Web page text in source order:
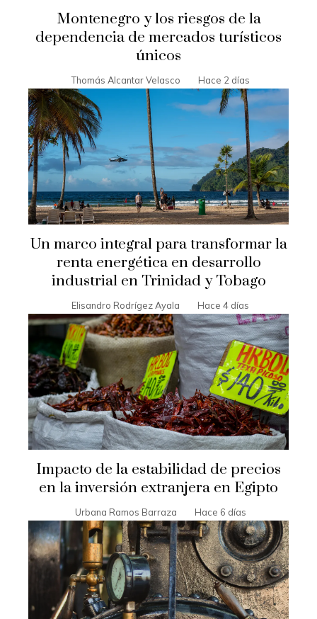
Montenegro y los riesgos de la
dependencia de mercados turísticos
únicos
Thomás Alcantar Velasco Hace 2 días
Un marco integral para transformar la
renta energética en desarrollo
industrial en Trinidad y Tobago
Elisandro Rodrígez Ayala Hace 4 días
Impacto de la estabilidad de precios
en la inversión extranjera en Egipto
Urbana Ramos Barraza Hace 6 días